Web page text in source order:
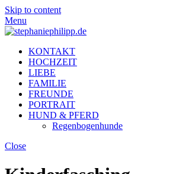
Skip to content
Menu
KONTAKT
HOCHZEIT
LIEBE
FAMILIE
FREUNDE
PORTRAIT
HUND & PFERD
Regenbogenhunde
Close